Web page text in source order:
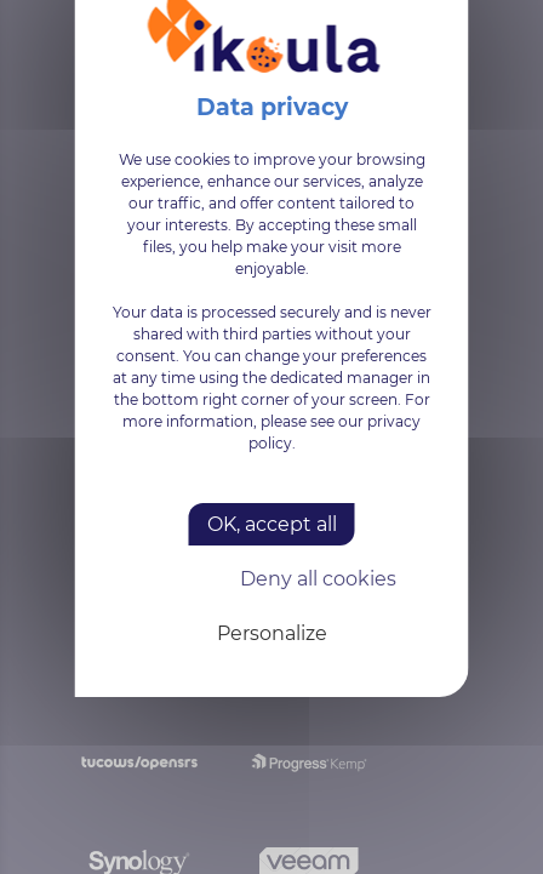
Partners
Ikoula's technology
partners
We use cookies to improve your browsing
experience, enhance our services, analyze
our traffic, and offer content tailored to
your interests. By accepting these small
files, you help make your visit more
enjoyable.
Your data is processed securely and is never
shared with third parties without your
consent. You can change your preferences
at any time using the dedicated manager in
the bottom right corner of your screen. For
more information, please see our privacy
policy.
OK, accept all
Deny all cookies
Personalize